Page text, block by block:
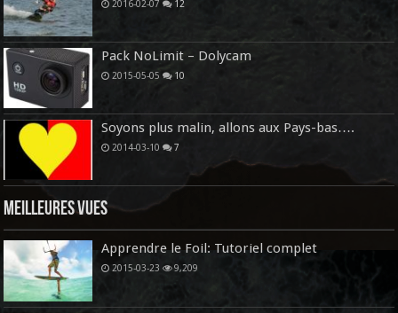
2016-02-07 12
Pack NoLimit – Dolycam
2015-05-05 10
Soyons plus malin, allons aux Pays-bas….
2014-03-10 7
Meilleures vues
Apprendre le Foil: Tutoriel complet
2015-03-23 9,209